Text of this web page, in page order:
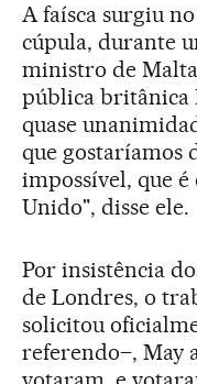
A faísca surgiu
cúpula, durante
ministro de
pública britânica
quase
que gostaríamos
impossível, que
Unido", disse ele.
Por insistência
de Londres, o
solicitou
referendo–, May